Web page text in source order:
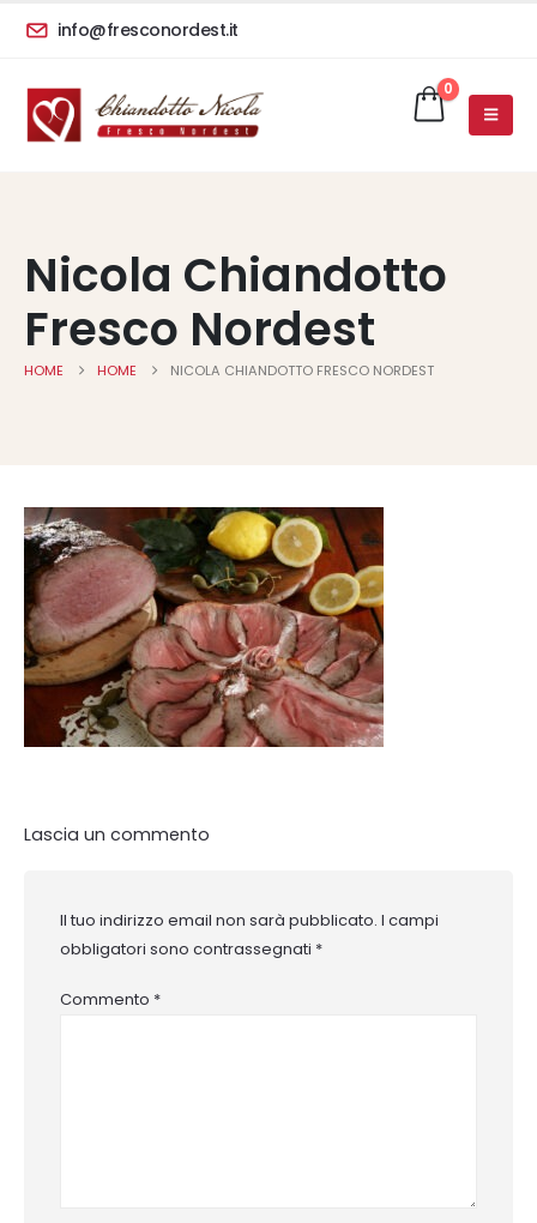
info@fresconordest.it
0
Nicola Chiandotto
Fresco Nordest
HOME HOME NICOLA CHIANDOTTO FRESCO NORDEST
Lascia un commento
Il tuo indirizzo email non sarà pubblicato. I campi
obbligatori sono contrassegnati *
Commento *